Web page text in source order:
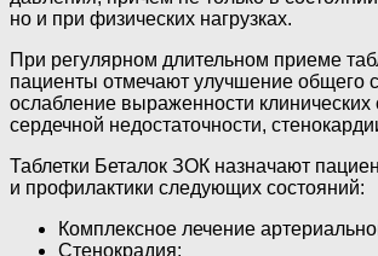
но и при физических нагрузках.
При регулярном длительном приеме
пациенты отмечают улучшение общего
ослабление выраженности клинических
сердечной недостаточности,
Таблетки Беталок ЗОК назначают
и профилактики следующих состояний:
Комплексное лечение
Стенокрадия;